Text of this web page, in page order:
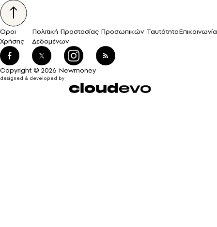
Όροι
Χρήσης
Πολιτική Προστασίας Προσωπικών
Δεδομένων
ΤαυτότηταΕπικοινωνία
Copyright © 2026 Newmoney
designed & developed by